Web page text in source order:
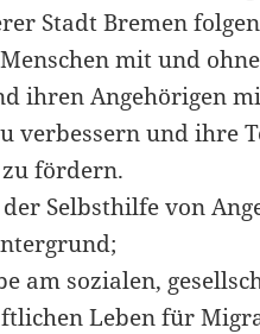
Stadt Bremen
mit und
ihren Angehörigen
verbessern und ihre
fördern.
Selbsthilfe von
am sozialen,
Leben für